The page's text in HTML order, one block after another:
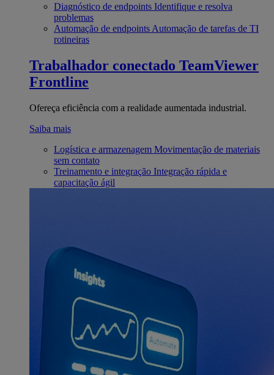
Diagnóstico de endpoints Identifique e resolva
problemas
Automação de endpoints Automação de tarefas de TI
rotineiras
Trabalhador conectado TeamViewer
Frontline
Ofereça eficiência com a realidade aumentada industrial.
Saiba mais
Logística e armazenagem Movimentação de materiais
sem contato
Treinamento e integração Integração rápida e
capacitação ágil